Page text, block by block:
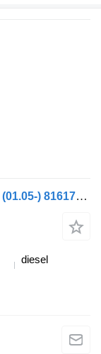
Panou cu dispozitive MAN TGL 10.180 (01.05-) 81617016267 pentru cap tractor MAN TGL, TGM, TGS, TGX (2005-2021)
diesel